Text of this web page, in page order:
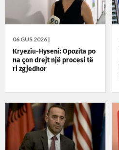
06 GUS 2026 |
Kryeziu-Hyseni: Opozita po
na çon drejt një procesi të
ri zgjedhor